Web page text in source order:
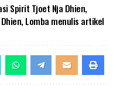
Spirit Tjoet Nja Dhien,
, Lomba menulis artikel